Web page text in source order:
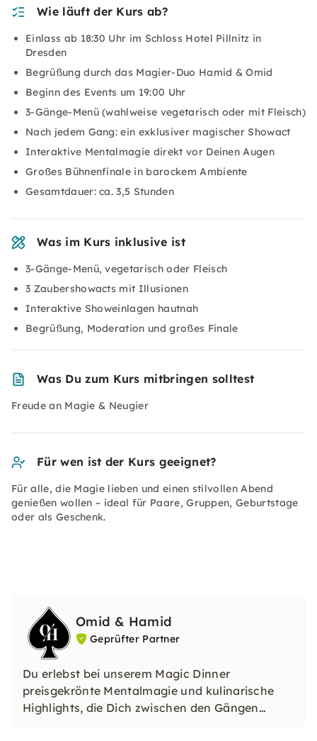
Wie läuft der Kurs ab?
Einlass ab 18:30 Uhr im Schloss Hotel Pillnitz in
Dresden
Begrüßung durch das Magier-Duo Hamid & Omid
Beginn des Events um 19:00 Uhr
3-Gänge-Menü (wahlweise vegetarisch oder mit Fleisch)
Nach jedem Gang: ein exklusiver magischer Showact
Interaktive Mentalmagie direkt vor Deinen Augen
Großes Bühnenfinale in barockem Ambiente
Gesamtdauer: ca. 3,5 Stunden
Was im Kurs inklusive ist
3-Gänge-Menü, vegetarisch oder Fleisch
3 Zaubershowacts mit Illusionen
Interaktive Showeinlagen hautnah
Begrüßung, Moderation und großes Finale
Was Du zum Kurs mitbringen solltest
Freude an Magie & Neugier
Für wen ist der Kurs geeignet?
Für alle, die Magie lieben und einen stilvollen Abend
genießen wollen – ideal für Paare, Gruppen, Geburtstage
oder als Geschenk.
Omid & Hamid
Geprüfter Partner
Du erlebst bei unserem Magic Dinner
preisgekrönte Mentalmagie und kulinarische
Highlights, die Dich zwischen den Gängen